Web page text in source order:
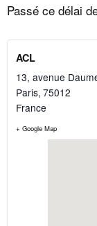
Passé ce délai
ACL
13, avenue
Paris, 75012
France
+ Google Map